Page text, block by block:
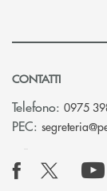
CONTATTI
Telefono: 0975
PEC: